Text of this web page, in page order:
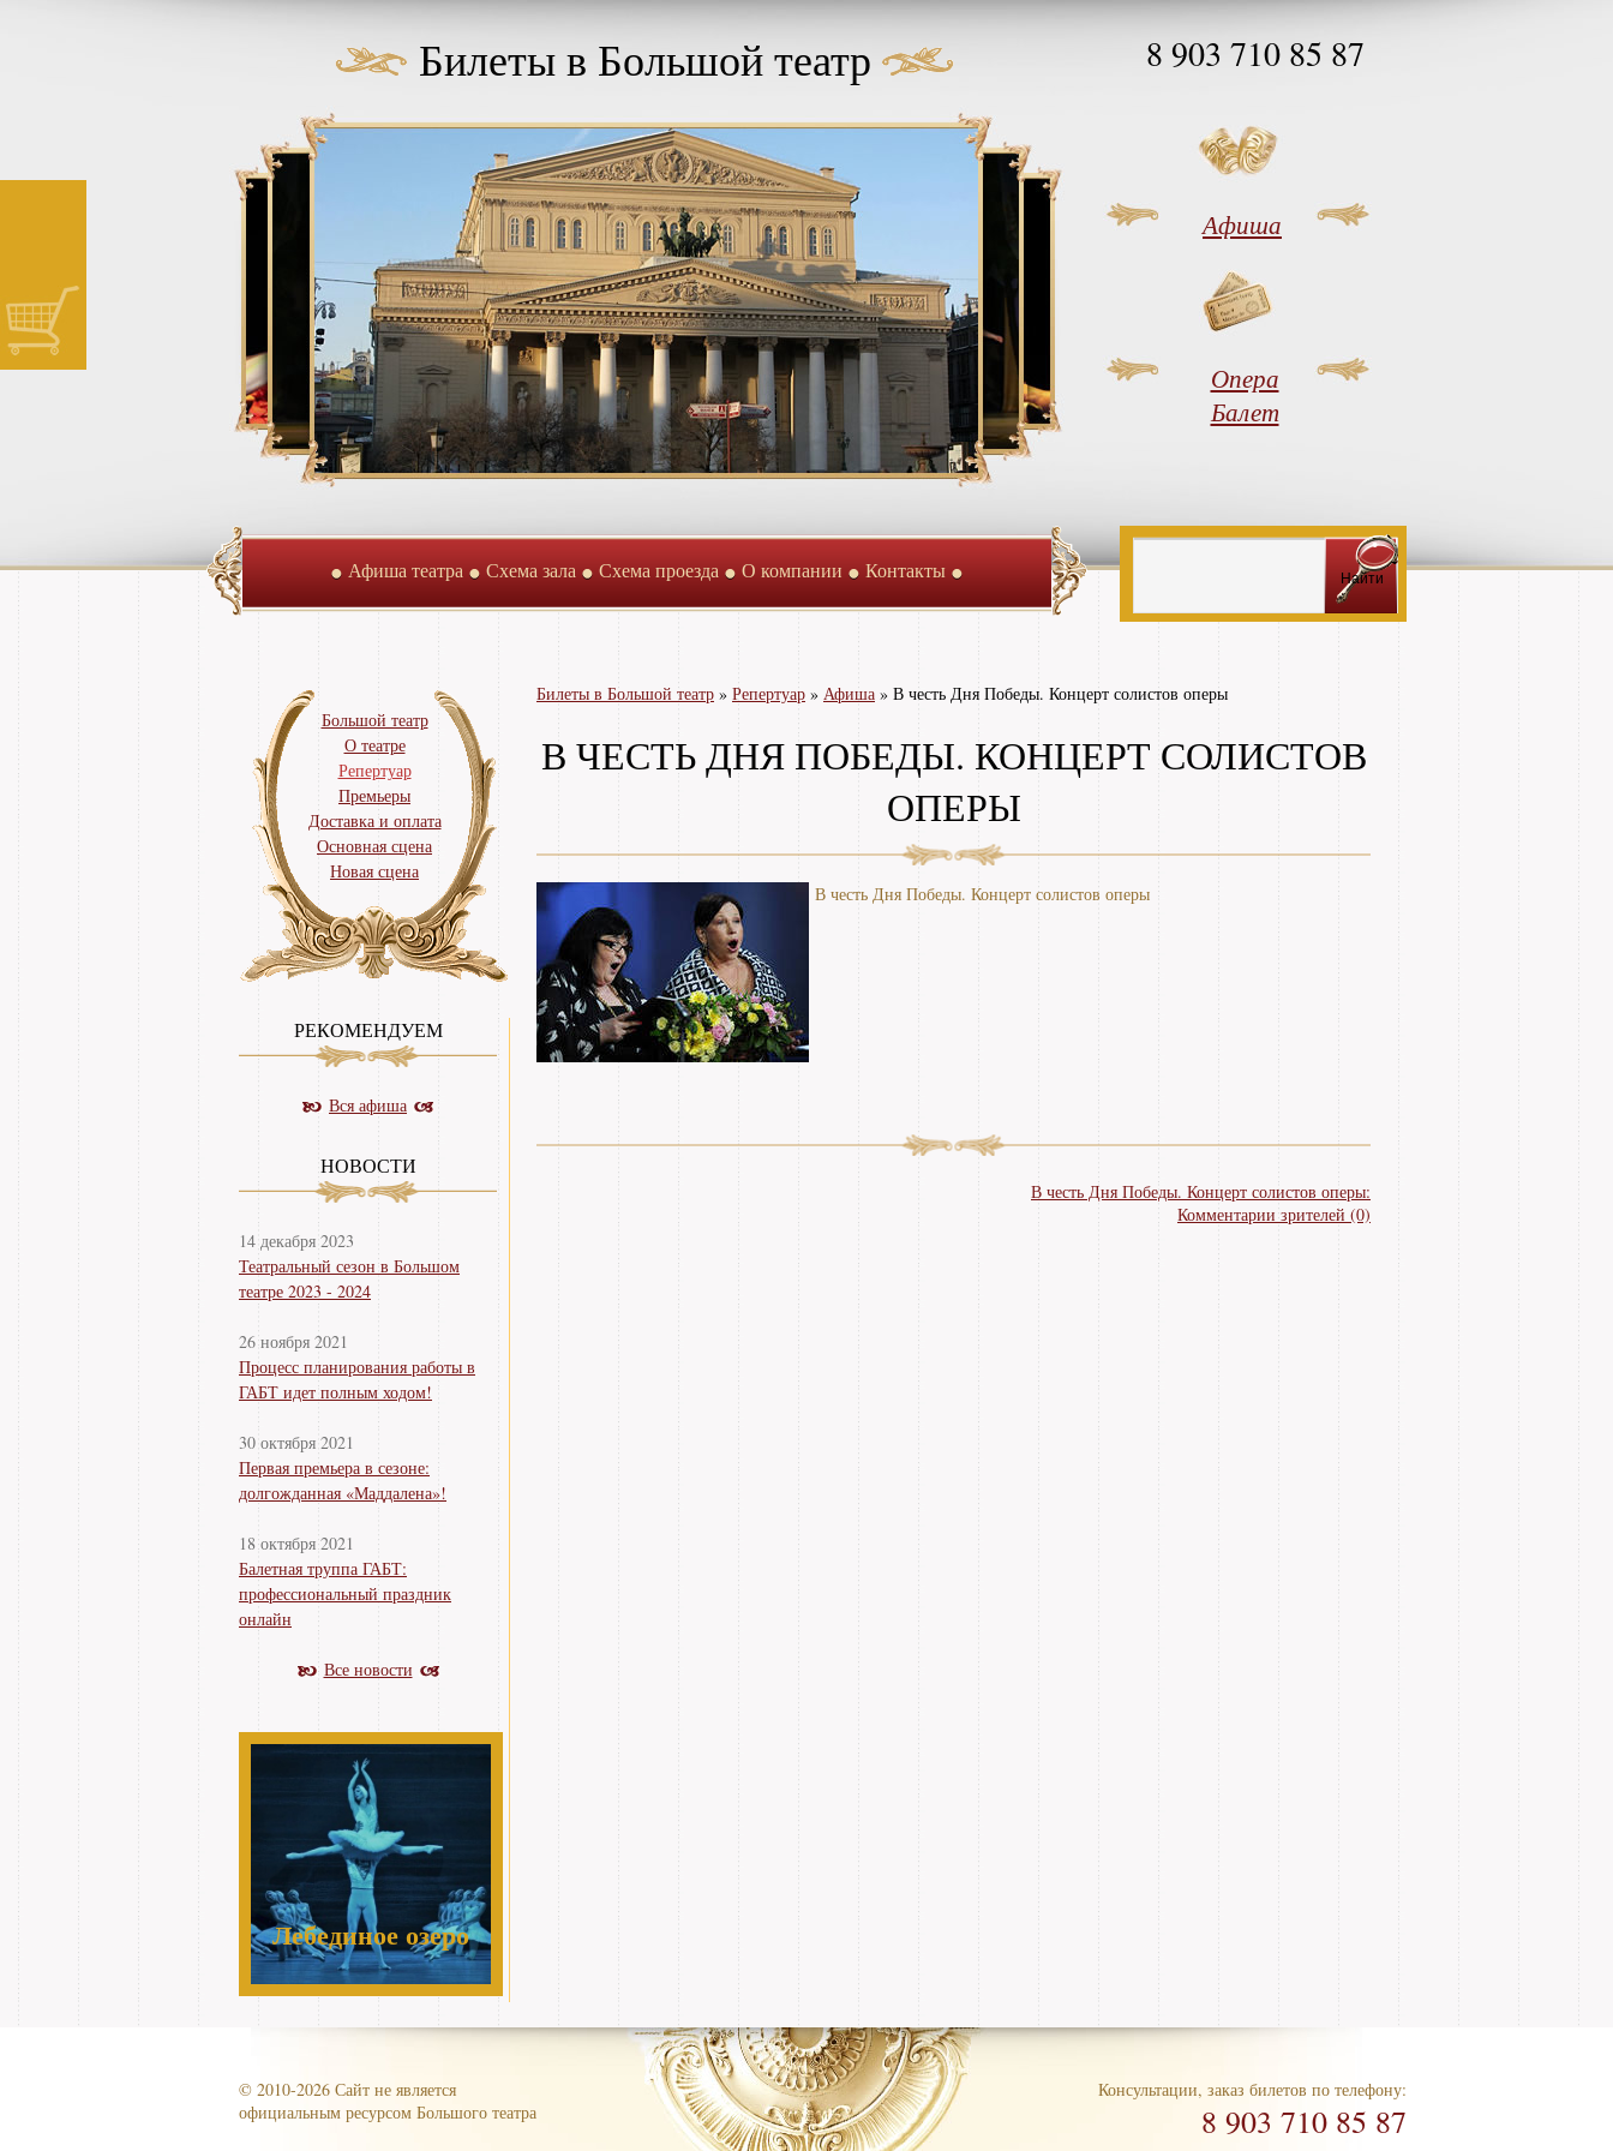
Билеты в Большой театр 8 903 710 85 87
Афиша
Опера
Балет
Афиша театра Схема зала Схема проезда О компании Контакты
Билеты в Большой театр » Репертуар » Афиша » В честь Дня Победы. Концерт солистов оперы
В ЧЕСТЬ ДНЯ ПОБЕДЫ. КОНЦЕРТ СОЛИСТОВ
ОПЕРЫ
В честь Дня Победы. Концерт солистов оперы
В честь Дня Победы. Концерт солистов оперы:
Комментарии зрителей (0)
Большой театр
О театре
Репертуар
Премьеры
Доставка и оплата
Основная сцена
Новая сцена
РЕКОМЕНДУЕМ
Вся афиша
НОВОСТИ
14 декабря 2023
Театральный сезон в Большом
театре 2023 - 2024
26 ноября 2021
Процесс планирования работы в
ГАБТ идет полным ходом!
30 октября 2021
Первая премьера в сезоне:
долгожданная «Маддалена»!
18 октября 2021
Балетная труппа ГАБТ:
профессиональный праздник
онлайн
Все новости
Лебединое озеро
© 2010-2026 Сайт не является
официальным ресурсом Большого театра
Консультации, заказ билетов по телефону:
8 903 710 85 87